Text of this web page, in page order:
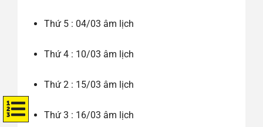
Thứ 5 : 04/03 âm lịch
Thứ 4 : 10/03 âm lịch
Thứ 2 : 15/03 âm lịch
Thứ 3 : 16/03 âm lịch